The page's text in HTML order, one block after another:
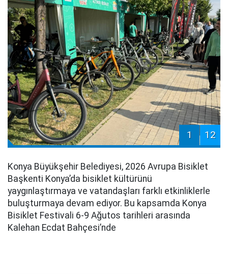
1 12
Konya Büyükşehir Belediyesi, 2026 Avrupa Bisiklet
Başkenti Konya’da bisiklet kültürünü
yaygınlaştırmaya ve vatandaşları farklı etkinliklerle
buluşturmaya devam ediyor. Bu kapsamda Konya
Bisiklet Festivali 6-9 Ağutos tarihleri arasında
Kalehan Ecdat Bahçesi’nde